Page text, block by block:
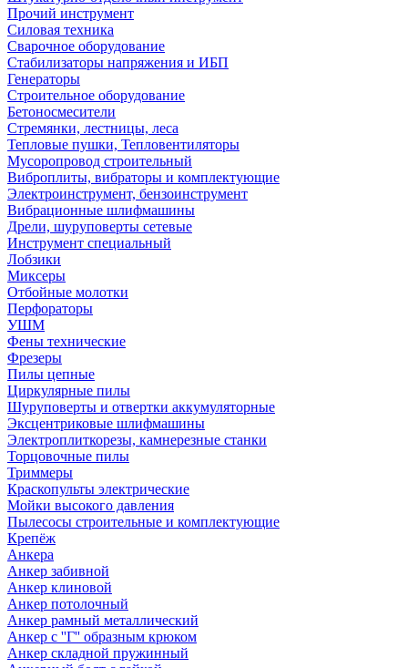
Прочий инструмент
Силовая техника
Сварочное оборудование
Стабилизаторы напряжения и ИБП
Генераторы
Строительное оборудование
Бетоносмесители
Стремянки, лестницы, леса
Тепловые пушки, Тепловентиляторы
Мусоропровод строительный
Виброплиты, вибраторы и комплектующие
Электроинструмент, бензоинструмент
Вибрационные шлифмашины
Дрели, шуруповерты сетевые
Инструмент специальный
Лобзики
Миксеры
Отбойные молотки
Перфораторы
УШМ
Фены технические
Фрезеры
Пилы цепные
Циркулярные пилы
Шуруповерты и отвертки аккумуляторные
Эксцентриковые шлифмашины
Электроплиткорезы, камнерезные станки
Торцовочные пилы
Триммеры
Краскопульты электрические
Мойки высокого давления
Пылесосы строительные и комплектующие
Крепёж
Анкера
Анкер забивной
Анкер клиновой
Анкер потолочный
Анкер рамный металлический
Анкер с ''Г'' образным крюком
Анкер складной пружинный